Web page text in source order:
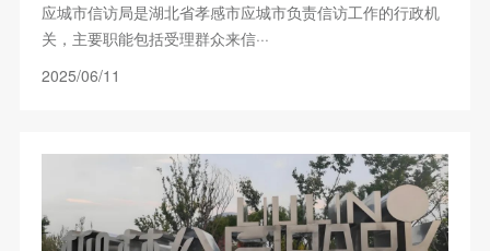
应城市信访局是湖北省孝感市应城市负责信访工作的行政机
关，主要职能包括受理群众来信···
2025/06/11